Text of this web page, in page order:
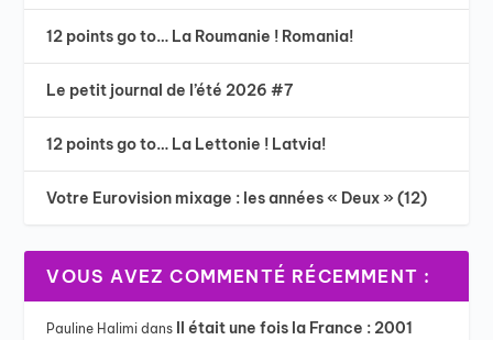
12 points go to… La Roumanie ! Romania!
Le petit journal de l’été 2026 #7
12 points go to… La Lettonie ! Latvia!
Votre Eurovision mixage : les années « Deux » (12)
VOUS AVEZ COMMENTÉ RÉCEMMENT :
Pauline Halimi dans Il était une fois la France : 2001